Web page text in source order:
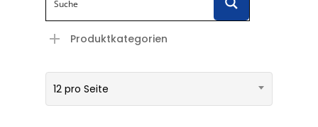
Produktkategorien
12 pro Seite